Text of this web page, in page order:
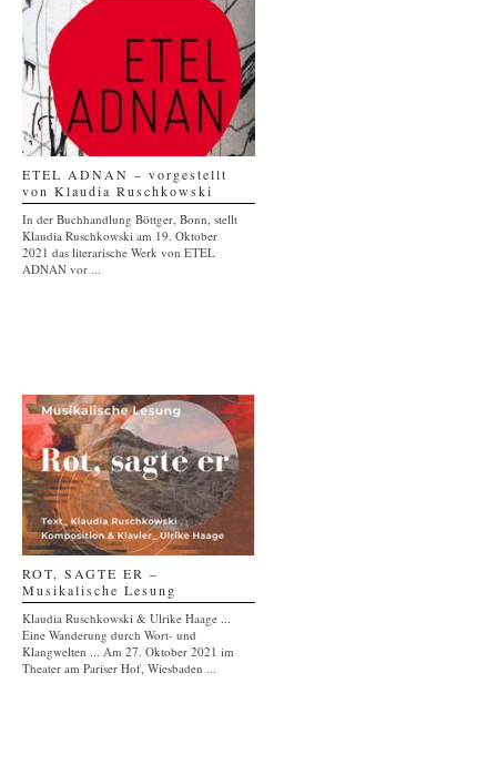
ETEL ADNAN – vorgestellt
von Klaudia Ruschkowski
In der Buchhandlung Böttger, Bonn, stellt
Klaudia Ruschkowski am 19. Oktober
2021 das literarische Werk von ETEL
ADNAN vor ...
ROT, SAGTE ER –
Musikalische Lesung
Klaudia Ruschkowski & Ulrike Haage ...
Eine Wanderung durch Wort- und
Klangwelten ... Am 27. Oktober 2021 im
Theater am Pariser Hof, Wiesbaden ...